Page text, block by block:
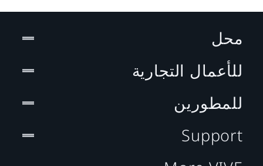
محل
للأعمال التجارية
للمطورين
Support